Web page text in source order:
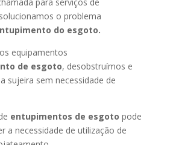
o problema
do esgoto.
equipamentos
de esgoto, desobstruímos e
sujeira sem necessidade de
entupimentos de esgoto pode
a necessidade de utilização de